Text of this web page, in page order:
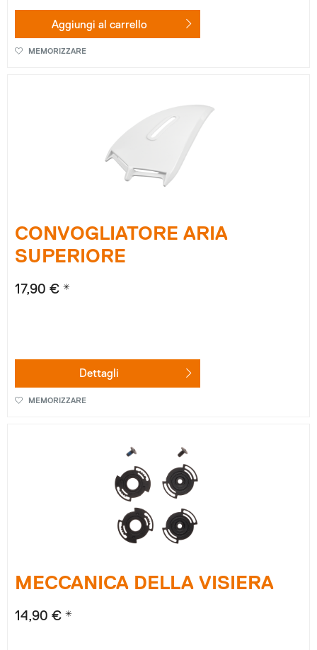
Aggiungi al carrello
MEMORIZZARE
CONVOGLIATORE ARIA
SUPERIORE
17,90 € *
Dettagli
MEMORIZZARE
MECCANICA DELLA VISIERA
14,90 € *